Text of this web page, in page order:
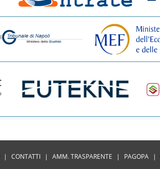
| CONTATTI | AMM. TRASPARENTE | PAGOPA |